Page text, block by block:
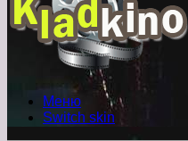
Меню
Switch skin